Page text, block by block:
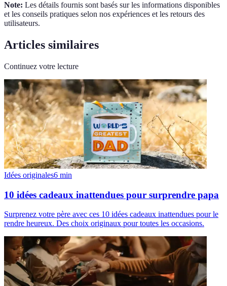
Note: Les détails fournis sont basés sur les informations disponibles
et les conseils pratiques selon nos expériences et les retours des
utilisateurs.
Articles similaires
Continuez votre lecture
Idées originales6 min
10 idées cadeaux inattendues pour surprendre papa
Surprenez votre père avec ces 10 idées cadeaux inattendues pour le
rendre heureux. Des choix originaux pour toutes les occasions.